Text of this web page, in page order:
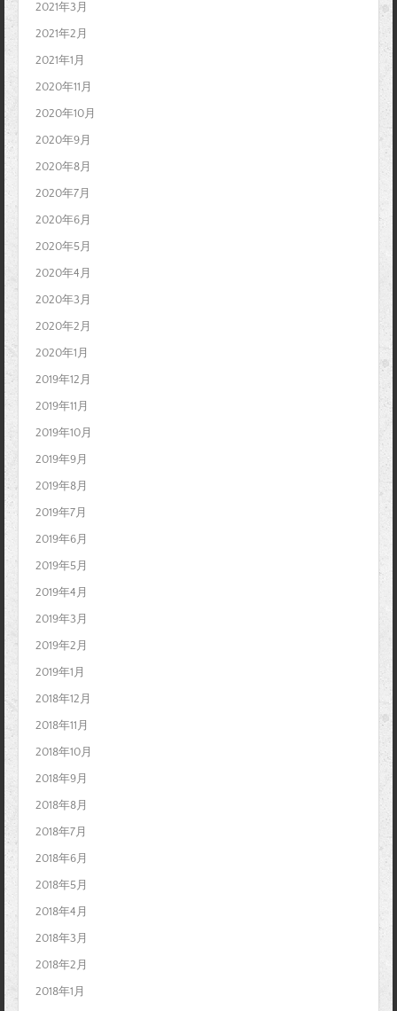
2021年3月
2021年2月
2021年1月
2020年11月
2020年10月
2020年9月
2020年8月
2020年7月
2020年6月
2020年5月
2020年4月
2020年3月
2020年2月
2020年1月
2019年12月
2019年11月
2019年10月
2019年9月
2019年8月
2019年7月
2019年6月
2019年5月
2019年4月
2019年3月
2019年2月
2019年1月
2018年12月
2018年11月
2018年10月
2018年9月
2018年8月
2018年7月
2018年6月
2018年5月
2018年4月
2018年3月
2018年2月
2018年1月